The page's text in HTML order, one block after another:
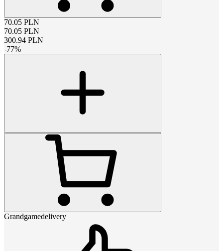
70.05 PLN
70.05 PLN
300.94 PLN
-77%
Grandgamedelivery